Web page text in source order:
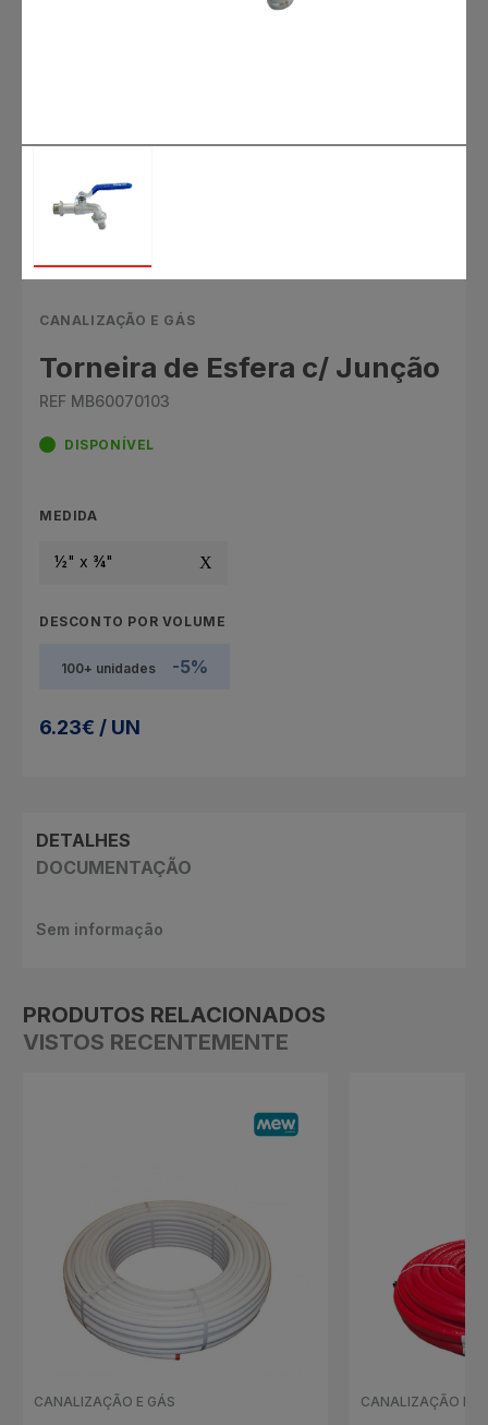
CANALIZAÇÃO E GÁS
Torneira de Esfera c/ Junção
REF MB60070103
DISPONÍVEL
MEDIDA
½" x ¾"
DESCONTO POR VOLUME
100+ unidades -5%
6.23€ / UN
DETALHES
DOCUMENTAÇÃO
Sem informação
PRODUTOS RELACIONADOS
VISTOS RECENTEMENTE
CANALIZAÇÃO E GÁS CANALIZAÇÃO E